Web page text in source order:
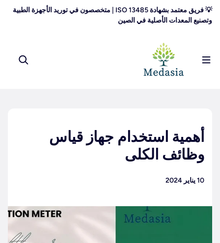
💡 فريق معتمد بشهادة ISO 13485 | متخصصون في توريد الأجهزة الطبية
وتصنيع المعدات الأصلية في الصين
أهمية استخدام جهاز قياس
وظائف الكلى
10 يناير 2024